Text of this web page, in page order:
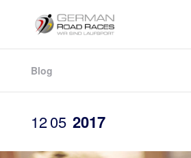
Blog
1205 2017